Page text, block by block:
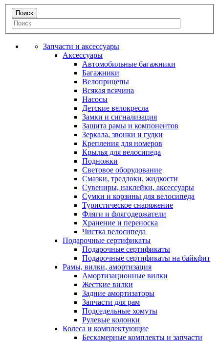
Запчасти и аксессуары
Аксессуары
Автомобильные багажники
Багажники
Велоприцепы
Всякая всячина
Насосы
Детские велокресла
Замки и сигнализация
Защита рамы и компонентов
Зеркала, звонки и гудки
Крепления для номеров
Крылья для велосипеда
Подножки
Световое оборудование
Смазки, тредлоки, жидкости
Сувениры, наклейки, аксессуары
Сумки и корзины для велосипеда
Туристическое снаряжение
Фляги и флягодержатели
Хранение и переноска
Чистка велосипеда
Подарочные сертификаты
Подарочные сертификаты
Подарочные сертификаты на байкфит
Рамы, вилки, амортизация
Амортизационные вилки
Жесткие вилки
Задние амортизаторы
Запчасти для рам
Подседельные хомуты
Рулевые колонки
Колеса и комплектующие
Бескамерные комплекты и запчасти